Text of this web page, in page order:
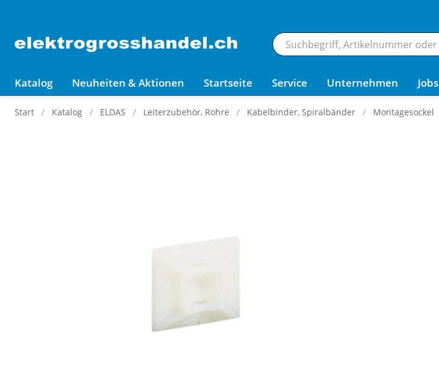
Katalog Neuheiten & Aktionen Startseite Service Unternehmen Jobs
Start Katalog ELDAS Leiterzubehör, Rohre Kabelbinder, Spiralbänder Montagesockel